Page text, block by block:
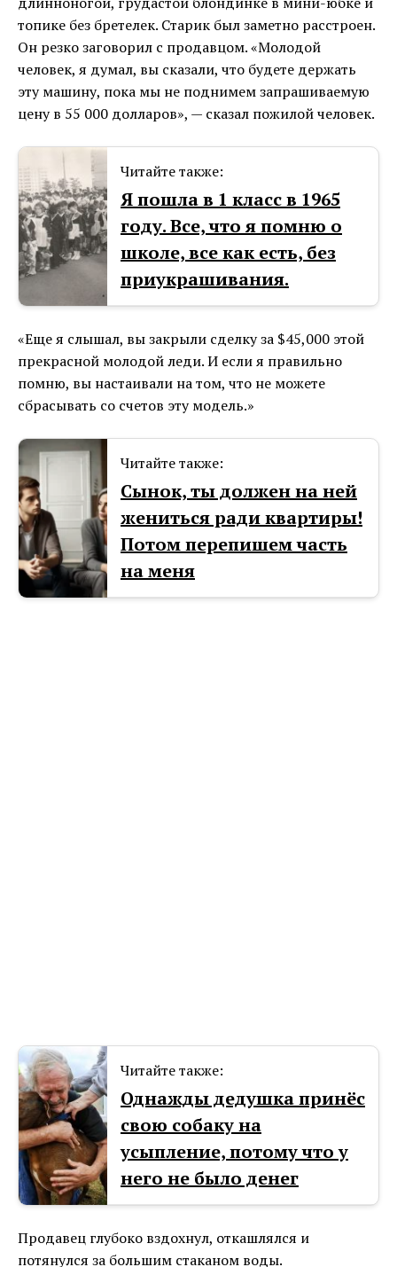
топике без бретелек. Старик был заметно расстроен.
Он резко заговорил с продавцом. «Молодой
человек, я думал, вы сказали, что будете держать
эту машину, пока мы не поднимем запрашиваемую
цену в 55 000 долларов», — сказал пожилой человек.
Читайте также:
Я пошла в 1 класс в 1965
году. Все, что я помню о
школе, все как есть, без
приукрашивания.
«Еще я слышал, вы закрыли сделку за $45,000 этой
прекрасной молодой леди. И если я правильно
помню, вы настаивали на том, что не можете
сбрасывать со счетов эту модель.»
Читайте также:
Сынок, ты должен на ней
жениться ради квартиры!
Потом перепишем часть
на меня
Читайте также:
Однажды дедушка принёс
свою собаку на
усыпление, потому что у
него не было денег
Продавец глубоко вздохнул, откашлялся и
потянулся за большим стаканом воды.